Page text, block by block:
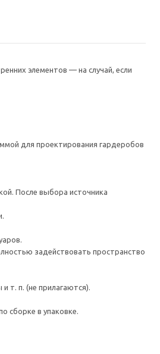
элементов — на случай, если
для проектирования гардеробов
После выбора источника
задействовать пространство
т. п. (не прилагаются).
сборке в упаковке.